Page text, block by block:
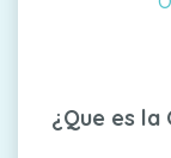
¿Que es